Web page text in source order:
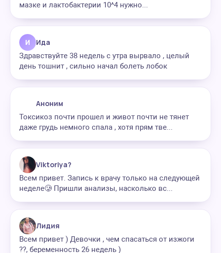
мазке и лактобактерии 10^4 нужно...
И Ида
Здравствуйте 38 недель с утра вырвало , целый
день тошнит , сильно начал болеть лобок
Аноним
Токсикоз почти прошел и живот почти не тянет
даже грудь немного спала , хотя прям тве...
Viktoriya?
Всем привет. Запись к врачу только на следующей
неделе🥲 Пришли анализы, насколько вс...
Лидия
Всем привет ) Девочки , чем спасаться от изжоги
??, беременность 26 недель )